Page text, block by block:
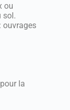
ou
sol.
: ouvrages
la